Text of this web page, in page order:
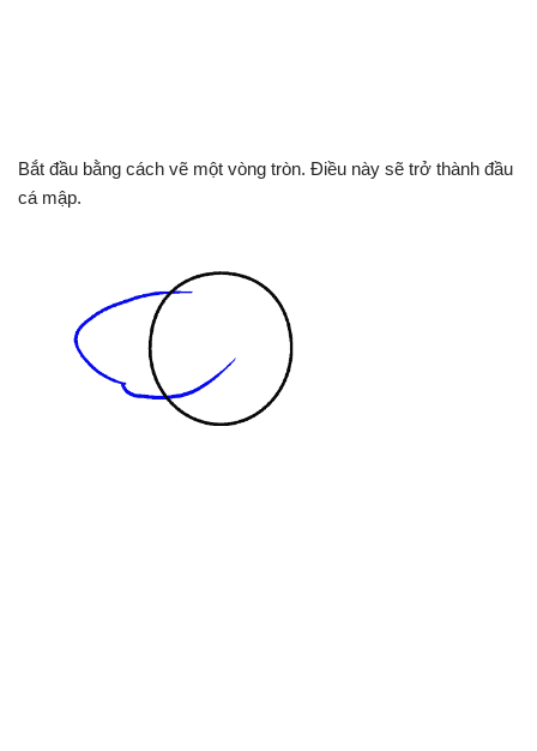
Bắt đầu bằng cách vẽ một vòng tròn. Điều này sẽ trở thành đầu
cá mập.